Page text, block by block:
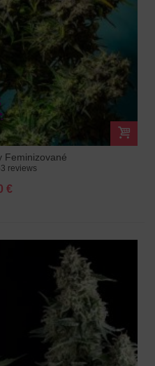
Feminizované
reviews
€